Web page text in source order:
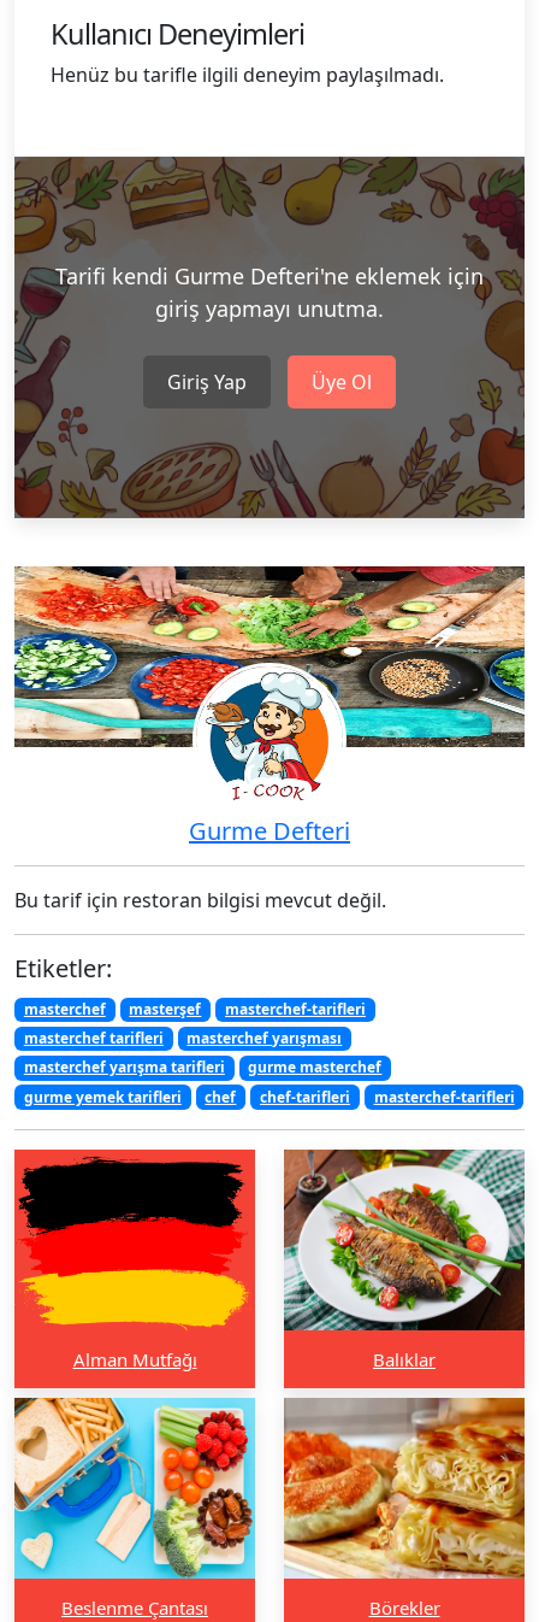
Kullanıcı Deneyimleri
Henüz bu tarifle ilgili deneyim paylaşılmadı.
Tarifi kendi Gurme Defteri'ne eklemek için
giriş yapmayı unutma.
Giriş Yap Üye Ol
Gurme Defteri
Bu tarif için restoran bilgisi mevcut değil.
Etiketler:
masterchef masterşef
masterchef-tarifleri
masterchef tarifleri
masterchef yarışması
masterchef yarışma tarifleri
gurme masterchef
gurme yemek tarifleri
chef chef-tarifleri masterchef-tarifleri
Alman Mutfağı Balıklar
Beslenme Çantası Börekler